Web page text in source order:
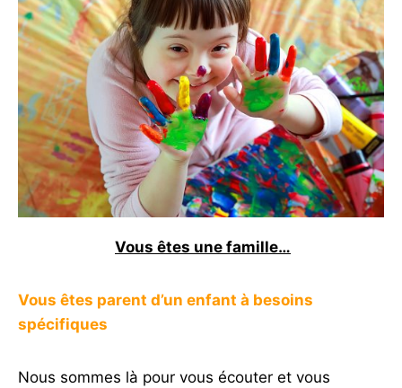
Vous êtes une famille…
Vous êtes parent d’un enfant à besoins
spécifiques
Nous sommes là pour vous écouter et vous